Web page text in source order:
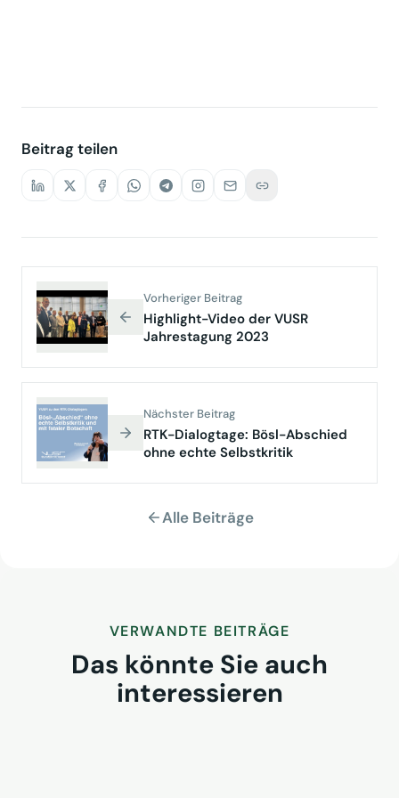
Beitrag teilen
Vorheriger Beitrag
Highlight-Video der VUSR
Jahrestagung 2023
Nächster Beitrag
RTK-Dialogtage: Bösl-Abschied
ohne echte Selbstkritik
Alle Beiträge
VERWANDTE BEITRÄGE
Das könnte Sie auch
interessieren